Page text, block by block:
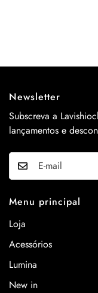
Newsletter
Subscreva a
lançamentos e
Menu principal
Loja
Acessórios
Lumina
New in